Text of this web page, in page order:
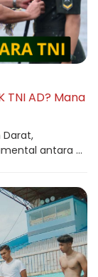
TNI AD? Mana
Darat,
antara ...